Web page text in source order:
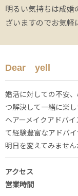
明るい気持ちは成婚
ざいますのでお気軽
Dear yell
婚活に対しての不安
つ解決して一緒に楽
ヘアーメイクアドバ
て経験豊富なアドバ
明日を変えてみません
アクセス
営業時間